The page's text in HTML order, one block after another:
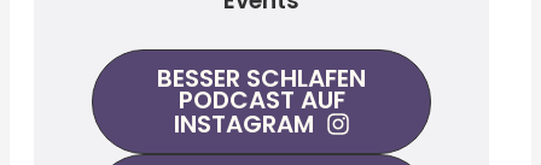
BESSER SCHLAFEN
PODCAST AUF
INSTAGRAM